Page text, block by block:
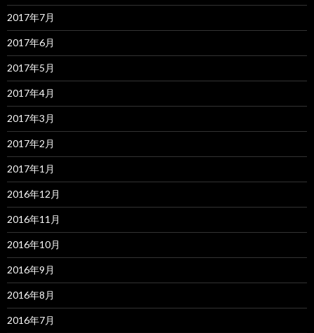
2017年7月
2017年6月
2017年5月
2017年4月
2017年3月
2017年2月
2017年1月
2016年12月
2016年11月
2016年10月
2016年9月
2016年8月
2016年7月